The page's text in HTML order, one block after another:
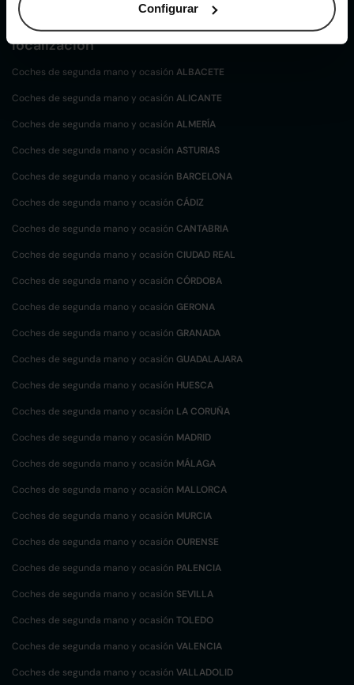
Configurar
Coches desegunda mano y ocasión por
localización
Coches de segunda mano y ocasión ALBACETE
Coches de segunda mano y ocasión ALICANTE
Coches de segunda mano y ocasión ALMERÍA
Coches de segunda mano y ocasión ASTURIAS
Coches de segunda mano y ocasión BARCELONA
Coches de segunda mano y ocasión CÁDIZ
Coches de segunda mano y ocasión CANTABRIA
Coches de segunda mano y ocasión CIUDAD REAL
Coches de segunda mano y ocasión CÓRDOBA
Coches de segunda mano y ocasión GERONA
Coches de segunda mano y ocasión GRANADA
Coches de segunda mano y ocasión GUADALAJARA
Coches de segunda mano y ocasión HUESCA
Coches de segunda mano y ocasión LA CORUÑA
Coches de segunda mano y ocasión MADRID
Coches de segunda mano y ocasión MÁLAGA
Coches de segunda mano y ocasión MALLORCA
Coches de segunda mano y ocasión MURCIA
Coches de segunda mano y ocasión OURENSE
Coches de segunda mano y ocasión PALENCIA
Coches de segunda mano y ocasión SEVILLA
Coches de segunda mano y ocasión TOLEDO
Coches de segunda mano y ocasión VALENCIA
Coches de segunda mano y ocasión VALLADOLID